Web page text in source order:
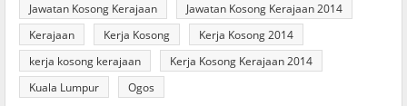
Jawatan Kosong Kerajaan
Jawatan Kosong Kerajaan 2014
Kerajaan
Kerja Kosong
Kerja Kosong 2014
kerja kosong kerajaan
Kerja Kosong Kerajaan 2014
Kuala Lumpur
Ogos